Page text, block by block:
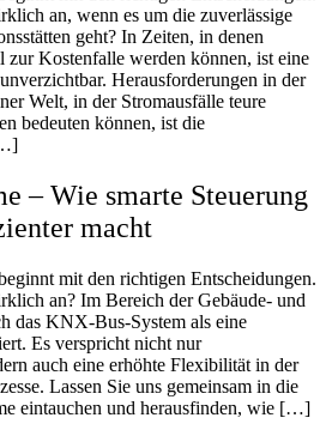
an, wenn es um die zuverlässige
geht? In Zeiten, in denen
zur Kostenfalle werden können, ist eine
Herausforderungen in der
Welt, in der Stromausfälle teure
bedeuten können, ist die
– Wie smarte Steuerung
macht
mit den richtigen Entscheidungen.
an? Im Bereich der Gebäude- und
das KNX-Bus-System als eine
Es verspricht nicht nur
auch eine erhöhte Flexibilität in der
Lassen Sie uns gemeinsam in die
eintauchen und herausfinden, wie […]